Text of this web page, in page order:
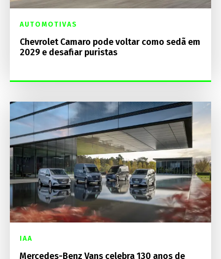
AUTOMOTIVAS
Chevrolet Camaro pode voltar como sedã em
2029 e desafiar puristas
IAA
Mercedes-Benz Vans celebra 130 anos de